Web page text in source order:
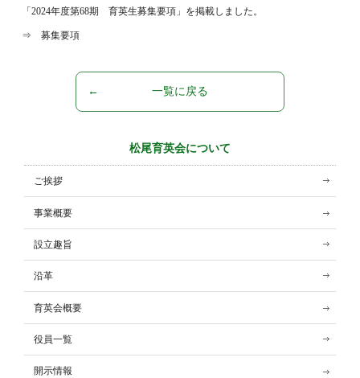
「2024年度第68期 育英生募集要項」を掲載しました。
⇒ 募集要項
一覧に戻る
松尾育英会について
ご挨拶
事業概要
設立趣旨
沿革
育英会概要
役員一覧
開示情報